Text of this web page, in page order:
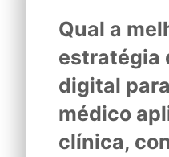
Qual a
estratégia
digital
médico
clínica,